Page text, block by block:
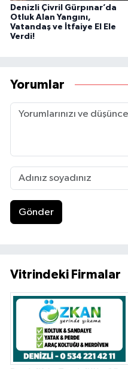
Denizli Çivril Gürpınar’da
Otluk Alan Yangını,
Vatandaş ve İtfaiye El Ele
Verdi!
Yorumlar
Gönder
Vitrindeki Firmalar